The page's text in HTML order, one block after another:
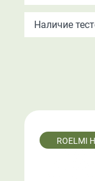
Наличие
ROELMI